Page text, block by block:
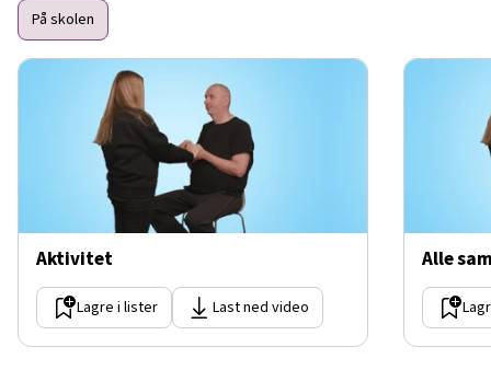
På skolen
Aktivitet
Lagre i lister Last ned video
Alle